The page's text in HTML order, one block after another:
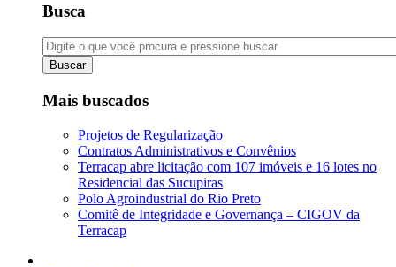
Busca
Buscar
Mais buscados
Projetos de Regularização
Contratos Administrativos e Convênios
Terracap abre licitação com 107 imóveis e 16 lotes no
Residencial das Sucupiras
Polo Agroindustrial do Rio Preto
Comitê de Integridade e Governança – CIGOV da
Terracap